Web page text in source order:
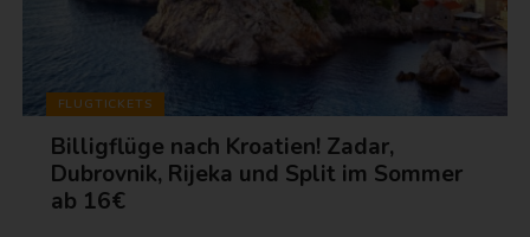
FLUGTICKETS
Billigflüge nach Kroatien! Zadar,
Dubrovnik, Rijeka und Split im Sommer
ab 16€